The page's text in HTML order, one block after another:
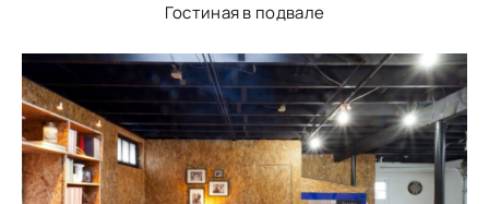
Гостиная в подвале